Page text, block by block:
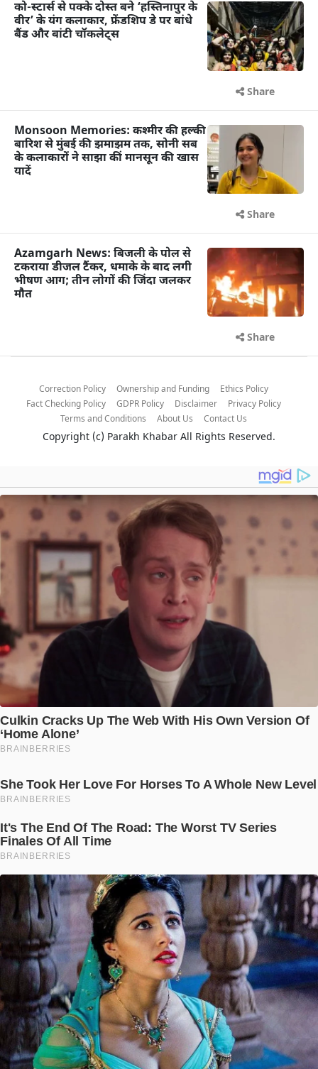
को-स्टार्स से पक्के दोस्त बने ‘हस्तिनापुर के
वीर’ के यंग कलाकार, फ्रेंडशिप डे पर बांधे
बैंड और बांटी चॉकलेट्स
Share
Monsoon Memories: कश्मीर की हल्की
बारिश से मुंबई की झमाझम तक, सोनी सब
के कलाकारों ने साझा कीं मानसून की खास
यादें
Share
Azamgarh News: बिजली के पोल से
टकराया डीजल टैंकर, धमाके के बाद लगी
भीषण आग; तीन लोगों की जिंदा जलकर
मौत
Share
Correction Policy Ownership and Funding
Ethics Policy
Fact Checking Policy
GDPR Policy Disclaimer
Privacy Policy
Terms and Conditions
About Us Contact Us
Copyright (c) Parakh Khabar All Rights Reserved.